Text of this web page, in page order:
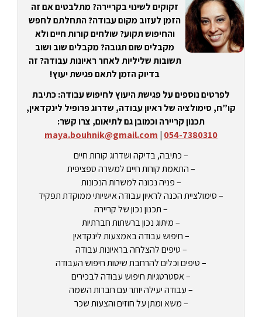
זקוקים לשינוי בקריירה? מתלבטים אם זה
הזמן לעזוב מקום עבודה? התחלתם לחפש
והחיפוש תקוע? שולחים קורות חיים ולא
מקבלים שום תגובה? מקבלים שוב ושוב
תשובות שליליות לאחר ראיונות עבודה? זה
בדיוק הזמן לתאם פגישת יעוץ!
לפרטים נוספים על פגישת היעוץ לחיפוש עבודה: כתיבת
קו”ח, סימולציה של ראיון עבודה, שדרוג פרופיל לינקדאין,
תכנון קריירה וכמובן גם לתיאום, צרו קשר:
054-7380310
|
maya.bouhnik@gmail.com
– כתיבה, בדיקה ושדרוג קורות חיים
– התאמת קורות חיים למשרה ספציפית
– פניה נכונה למשרות הנכונות
– סימולציית הכנה לראיון עבודה אישיותי ממוקדת תפקיד
– תכנון נכון של קריירה
– מיתוג נכון ברשתות חברתיות
– חיפוש עבודה באמצעות לינקדאין
– טיפים להצלחה בראיונות עבודה
– טיפים וכלים להרחבת שיטות חיפוש העבודה
– אסטרטגיות חיפוש עבודה לבכירים
– עבודה יעילה יותר עם חברות השמה
– משא ומתן על חוזים והצעות שכר